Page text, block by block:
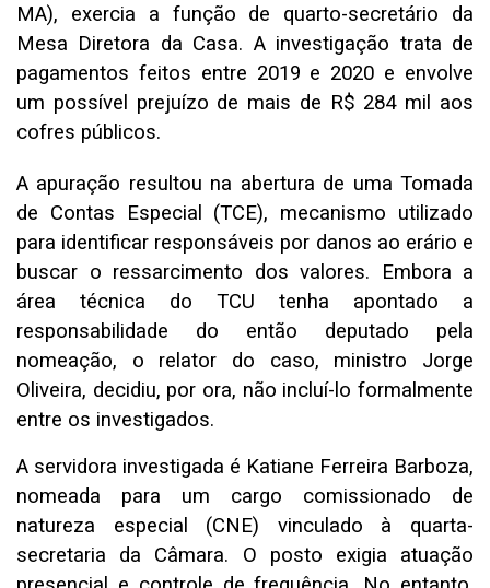
MA), exercia a função de quarto-secretário da
Mesa Diretora da Casa. A investigação trata de
pagamentos feitos entre 2019 e 2020 e envolve
um possível prejuízo de mais de R$ 284 mil aos
cofres públicos.
A apuração resultou na abertura de uma Tomada
de Contas Especial (TCE), mecanismo utilizado
para identificar responsáveis por danos ao erário e
buscar o ressarcimento dos valores. Embora a
área técnica do TCU tenha apontado a
responsabilidade do então deputado pela
nomeação, o relator do caso, ministro Jorge
Oliveira, decidiu, por ora, não incluí-lo formalmente
entre os investigados.
A servidora investigada é Katiane Ferreira Barboza,
nomeada para um cargo comissionado de
natureza especial (CNE) vinculado à quarta-
secretaria da Câmara. O posto exigia atuação